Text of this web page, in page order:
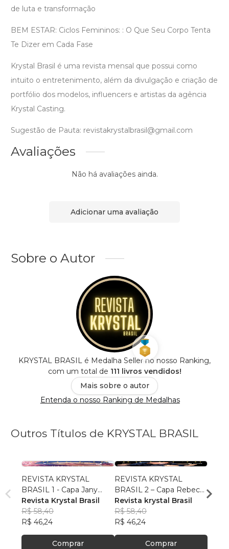
de luta e transformação
BEM ESTAR: Ciclos Femininos: : O Que Seu Corpo Tenta
Te Dizer em Cada Fase
Krystal Brasil é uma revista mensal que possui como
intuito o entretenimento, além da divulgação e criação de
portfólio dos modelos, influencers e artistas da agência
Krystal Casting.
Sugestão de Pauta: revistakrystalbrasil@gmail.com
Avaliações
Não há avaliações ainda.
Adicionar uma avaliação
Sobre o Autor
KRYSTAL BRASIL é Medalha Seller no nosso Ranking,
com um total de 111 livros vendidos!
Mais sobre o autor
Entenda o nosso Ranking de Medalhas
Outros Títulos de KRYSTAL BRASIL
REVISTA KRYSTAL
BRASIL 1 - Capa Jany
Ribeiro
Revista Krystal Brasil
R$ 58,40
R$ 46,24
Comprar
REVISTA KRYSTAL
BRASIL 2 – Capa Rebeca
Albertine
Revista krystal Brasil
R$ 58,40
R$ 46,24
Comprar